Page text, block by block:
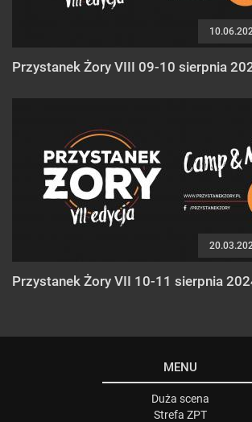
Przystanek Żory VIII 09-10 sierpnia
Przystanek Żory VII 10-11 sierpnia
MENU
Duża scena
Strefa ZPT